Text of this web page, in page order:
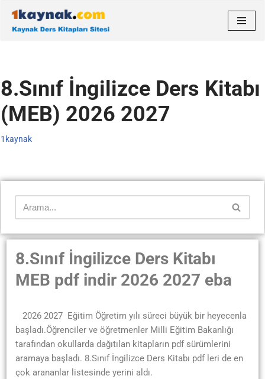
İçeriğe
8.Sınıf İngilizce Ders Kitabı
(MEB) 2026 2027
1kaynak
8.Sınıf İngilizce Ders Kitabı
MEB pdf indir 2026 2027 eba
2026 2027 Eğitim Öğretim yılı süreci büyük bir heyecenla
başladı.Öğrenciler ve öğretmenler Milli Eğitim Bakanlığı
tarafından okullarda dağıtılan kitapların pdf sürümlerini
aramaya başladı. 8.Sınıf İngilizce Ders Kitabı pdf leri de en
çok arananlar listesinde yerini aldı.